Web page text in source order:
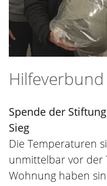
Spende der
Sieg
Die Temperaturen
unmittelbar vor der
Woh­nung haben